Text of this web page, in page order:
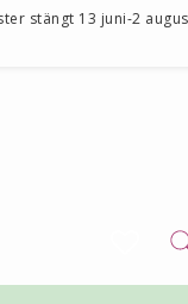
stängt 13 juni-2